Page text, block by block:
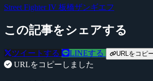
Street Fighter IV 板橋ザンギエフ
この記事をシェアする
ツイートする LINEする URLをコピ
URLをコピーしました